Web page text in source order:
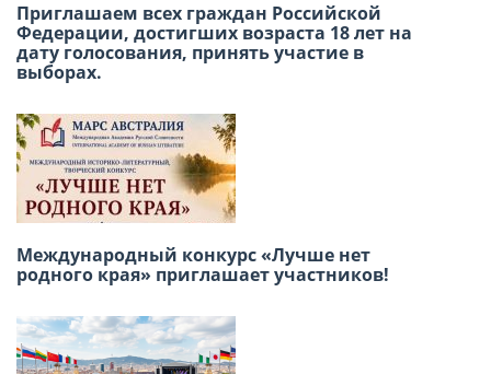
Приглашаем всех граждан Российской
Федерации, достигших возраста 18 лет на
дату голосования, принять участие в
выборах.
Международный конкурс «Лучше нет
родного края» приглашает участников!
творчества «Москва в сердце каждого»
Победа в сердце, единство в строю: как в
Лиме отметили 9 мая